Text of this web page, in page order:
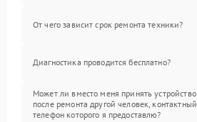
От чего зависит срок ремонта техники?
Диагностика проводится бесплатно?
Может ли вместо меня принять устройство
после ремонта другой человек, контактный
телефон которого я предоставлю?